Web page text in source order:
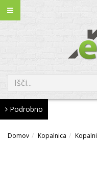
Podrobno
Domov Kopalnica